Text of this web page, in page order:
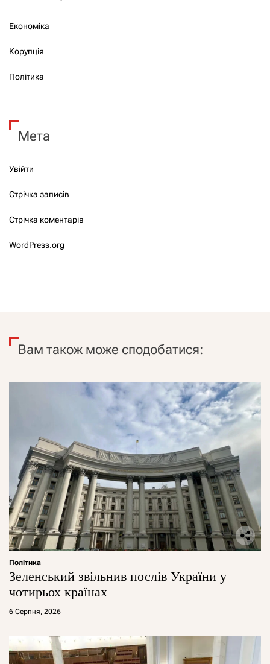
Економіка
Корупція
Політика
Мета
Увійти
Стрічка записів
Стрічка коментарів
WordPress.org
Вам також може сподобатися:
Політика
Зеленський звільнив послів України у
чотирьох країнах
6 Серпня, 2026